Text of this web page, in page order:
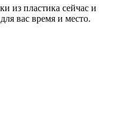
из пластика сейчас и
вас время и место.